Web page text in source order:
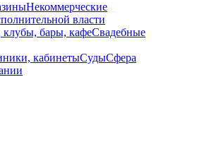
Некоммерческие
власти
клубы, бары, кафеСвадебные
кабинетыСудыСфера